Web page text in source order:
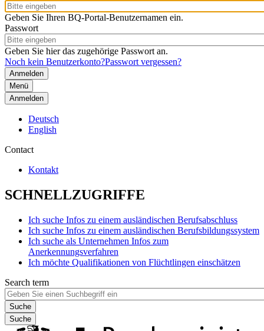
Geben Sie Ihren BQ-Portal-Benutzernamen ein.
Passwort
Geben Sie hier das zugehörige Passwort an.
Noch kein Benutzerkonto?Passwort vergessen?
Menü
Anmelden
Deutsch
English
Contact
Kontakt
SCHNELLZUGRIFFE
Ich suche Infos zu einem ausländischen Berufsabschluss
Ich suche Infos zu einem ausländischen Berufsbildungssystem
Ich suche als Unternehmen Infos zum
Anerkennungsverfahren
Ich möchte Qualifikationen von Flüchtlingen einschätzen
Search term
Suche